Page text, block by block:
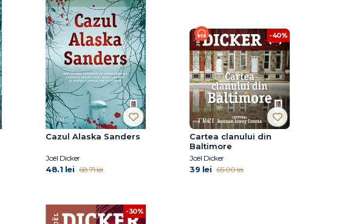
Cazul Alaska Sanders
Joël Dicker
48.1 lei 68.71 lei
-40%
Cartea clanului din
Baltimore
Joël Dicker
39 lei 65.00 lei
-30%